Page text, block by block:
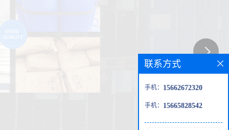
联系方式
手机： 15662672320
手机： 15665828542